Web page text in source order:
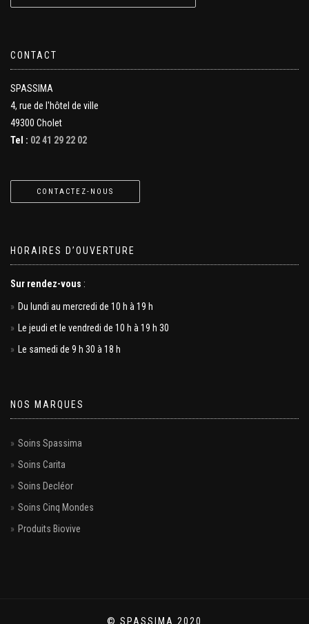
CONTACT
SPASSIMA
4, rue de l'hôtel de ville
49300 Cholet
Tel : 02 41 29 22 02
CONTACTEZ-NOUS
HORAIRES D’OUVERTURE
Sur rendez-vous :
Du lundi au mercredi de 10 h à 19 h
Le jeudi et le vendredi de 10 h à 19 h 30
Le samedi de 9 h 30 à 18 h
NOS MARQUES
Soins Spassima
Soins Carita
Soins Decléor
Soins Cinq Mondes
Produits Biovive
© SPASSIMA 2020